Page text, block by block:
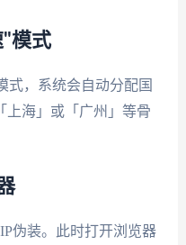
模式
式，系统会自动分配国
上海」或「广州」等骨
伪装。此时打开浏览器